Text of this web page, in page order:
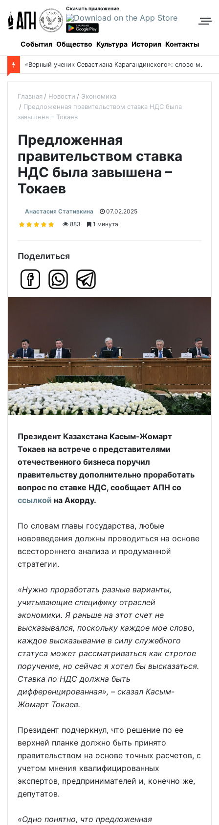
Скачать приложение
События Общество Культура История Контакты
«Верный ученик Севастиана Карагандинского»: слово митрополита Александра о почившем схиархимандрите Пахомии
Главная Новости
Экономика
Предложенная правительством ставка НДС была
завышена – Токаев
Предложенная
правительством ставка
НДС была завышена –
Токаев
Анастасия Стативкина
07.02.2025
883
1 минута
Поделиться
Президент Казахстана Касым-Жомарт
Токаев на встрече с представителями
отечественного бизнеса поручил
правительству дополнительно проработать
вопрос по ставке НДС, сообщает АПН со
ссылкой на Акорду.
По словам главы государства, любые
нововведения должны проводиться на основе
всестороннего анализа и продуманной
стратегии.
«Нужно проработать разные варианты,
учитывающие специфику отраслей
экономики. Я раньше на этот счет не
высказывался, поскольку каждое мое слово,
каждое высказывание в силу служебного
статуса может рассматриваться как строгое
поручение, но сейчас я хотел бы высказаться.
Ставка по НДС должна быть
дифференцированная», – сказал Касым-
Жомарт Токаев.
Президент подчеркнул, что решение по ее
верхней планке должно быть принято
правительством на основе точных расчетов, с
учетом мнения квалифицированных
экспертов, предпринимателей и, конечно же,
депутатов.
«Одно понятно, что предложенная